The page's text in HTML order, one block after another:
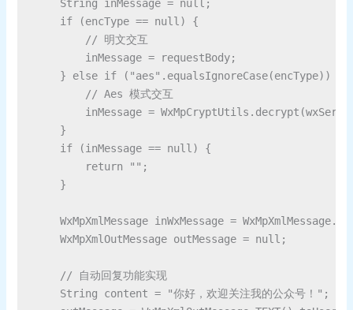
    String inMessage = null;
    if (encType == null) {
        // 明文交互
        inMessage = requestBody;
    } else if ("aes".equalsIgnoreCase(encType)) {
        // Aes 模式交互
inMessage =
    }
    if (inMessage == null) {
        return "";
    }
WxMpXmlMessage inWxMessage =
    WxMpXmlOutMessage outMessage = null;
    // 自动回复功能实现
    String content = "你好，欢迎关注我的公众号！";